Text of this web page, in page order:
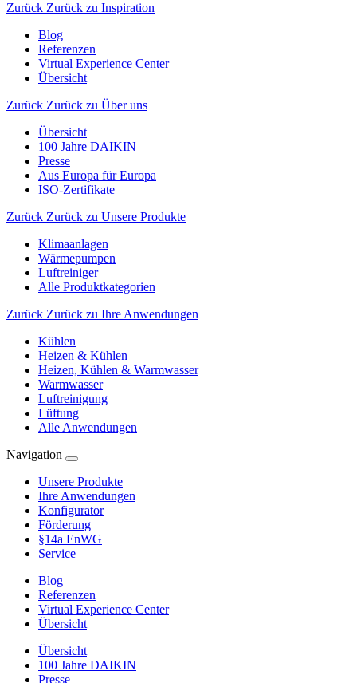
Zurück Zurück zu Inspiration
Blog
Referenzen
Virtual Experience Center
Übersicht
Zurück Zurück zu Über uns
Übersicht
100 Jahre DAIKIN
Presse
Aus Europa für Europa
ISO-Zertifikate
Zurück Zurück zu Unsere Produkte
Klimaanlagen
Wärmepumpen
Luftreiniger
Alle Produktkategorien
Zurück Zurück zu Ihre Anwendungen
Kühlen
Heizen & Kühlen
Heizen, Kühlen & Warmwasser
Warmwasser
Luftreinigung
Lüftung
Alle Anwendungen
Navigation
Unsere Produkte
Ihre Anwendungen
Konfigurator
Förderung
§14a EnWG
Service
Blog
Referenzen
Virtual Experience Center
Übersicht
Übersicht
100 Jahre DAIKIN
Presse